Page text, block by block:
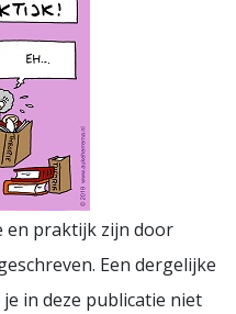
en praktijk zijn door
Een dergelijke
in deze publicatie niet